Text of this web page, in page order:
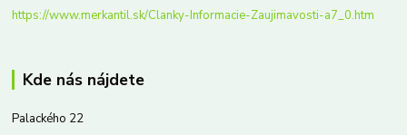
https://www.merkantil.sk/Clanky-Informacie-Zaujimavosti-a7_0.htm
Kde nás nájdete
Palackého 22